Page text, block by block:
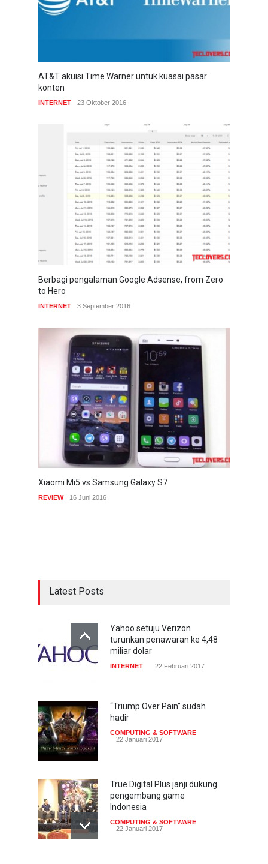
AT&T akuisi Time Warner untuk kuasai pasar
konten
INTERNET 23 Oktober 2016
Berbagi pengalaman Google Adsense, from Zero
to Hero
INTERNET 3 September 2016
Xiaomi Mi5 vs Samsung Galaxy S7
REVIEW 16 Juni 2016
Latest Posts
Yahoo setuju Verizon
turunkan penawaran ke 4,48
miliar dolar
INTERNET 22 Februari 2017
“Triump Over Pain” sudah
hadir
COMPUTING & SOFTWARE
22 Januari 2017
True Digital Plus janji dukung
pengembang game
Indonesia
COMPUTING & SOFTWARE
22 Januari 2017